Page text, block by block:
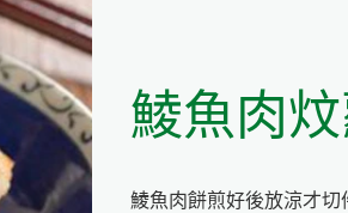
鯪魚肉
鯪魚肉餅煎好後放涼才切